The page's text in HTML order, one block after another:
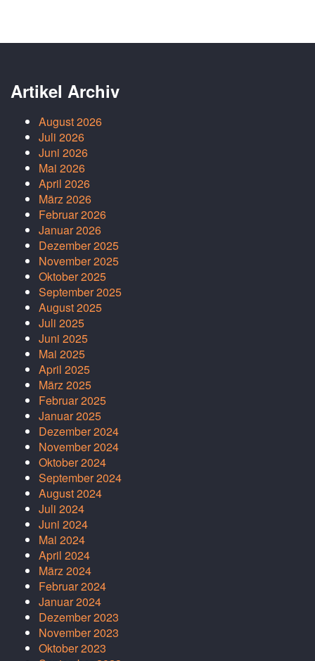
Artikel Archiv
August 2026
Juli 2026
Juni 2026
Mai 2026
April 2026
März 2026
Februar 2026
Januar 2026
Dezember 2025
November 2025
Oktober 2025
September 2025
August 2025
Juli 2025
Juni 2025
Mai 2025
April 2025
März 2025
Februar 2025
Januar 2025
Dezember 2024
November 2024
Oktober 2024
September 2024
August 2024
Juli 2024
Juni 2024
Mai 2024
April 2024
März 2024
Februar 2024
Januar 2024
Dezember 2023
November 2023
Oktober 2023